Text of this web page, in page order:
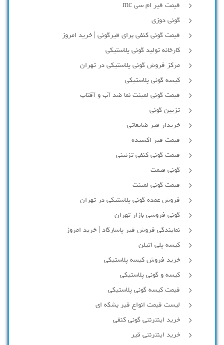
قیمت قیر ام سی mc
گونی دوزی
قیمت گونی کنفی برای قیرگونی | خرید امروز
کارخانه تولید گونی پلاستیکی
مرکز فروش گونی پلاستیکی در تهران
کیسه گونی پلاستیکی
قیمت گونی لمینت نما ضد آب و آفتاب
تزیین گونی
خریدار قیر ضایعاتی
قیمت قیر اکسیده
قیمت گونی کنفی تزئینی
گونی قیمت
قیمت گونی لمینت
فروش عمده گونی پلاستیکی در تهران
گونی فروشی بازار تهران
نمایندگی فروش قیر پاسارگاد | خرید امروز
کیسه پلی اتیلن
خرید فروش کیسه پلاستیکی
کیسه و گونی پلاستیکی
قیمت کیسه گونی پلاستیکی
لیست قیمت انواع قیر بشکه ای
خرید اینترنتی گونی کنفی
خرید اینترنتی قیر